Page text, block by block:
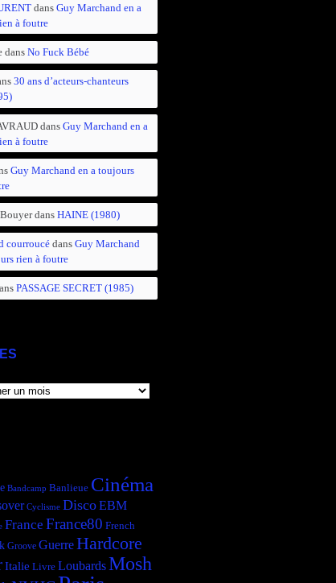
dans Guy Marchand en a
à foutre
dans No Fuck Bébé
30 ans d’acteurs-chanteurs
dans Guy Marchand en a
à foutre
Guy Marchand en a toujours
dans HAINE (1980)
courroucédans Guy Marchand
rien à foutre
PASSAGE SECRET (1985)
Bandcamp Banlieue Cinéma
Cyclisme DiscoEBM
France France80 French
Groove GuerreHardcore
Italie Livre LoubardsMosh